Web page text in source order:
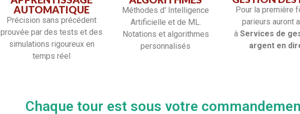
AUTOMATIQUE
Précision sans précédent
prouvée par des tests et des
simulations rigoureux en
temps réel
Méthodes d' Intelligence
Artificielle et de ML.
Notations et algorithmes
personnalisés
Pour la première
parieurs auront
à Services de
argent en
Chaque tour est sous votre